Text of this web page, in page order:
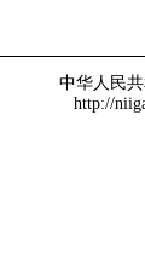
中华人民
http://